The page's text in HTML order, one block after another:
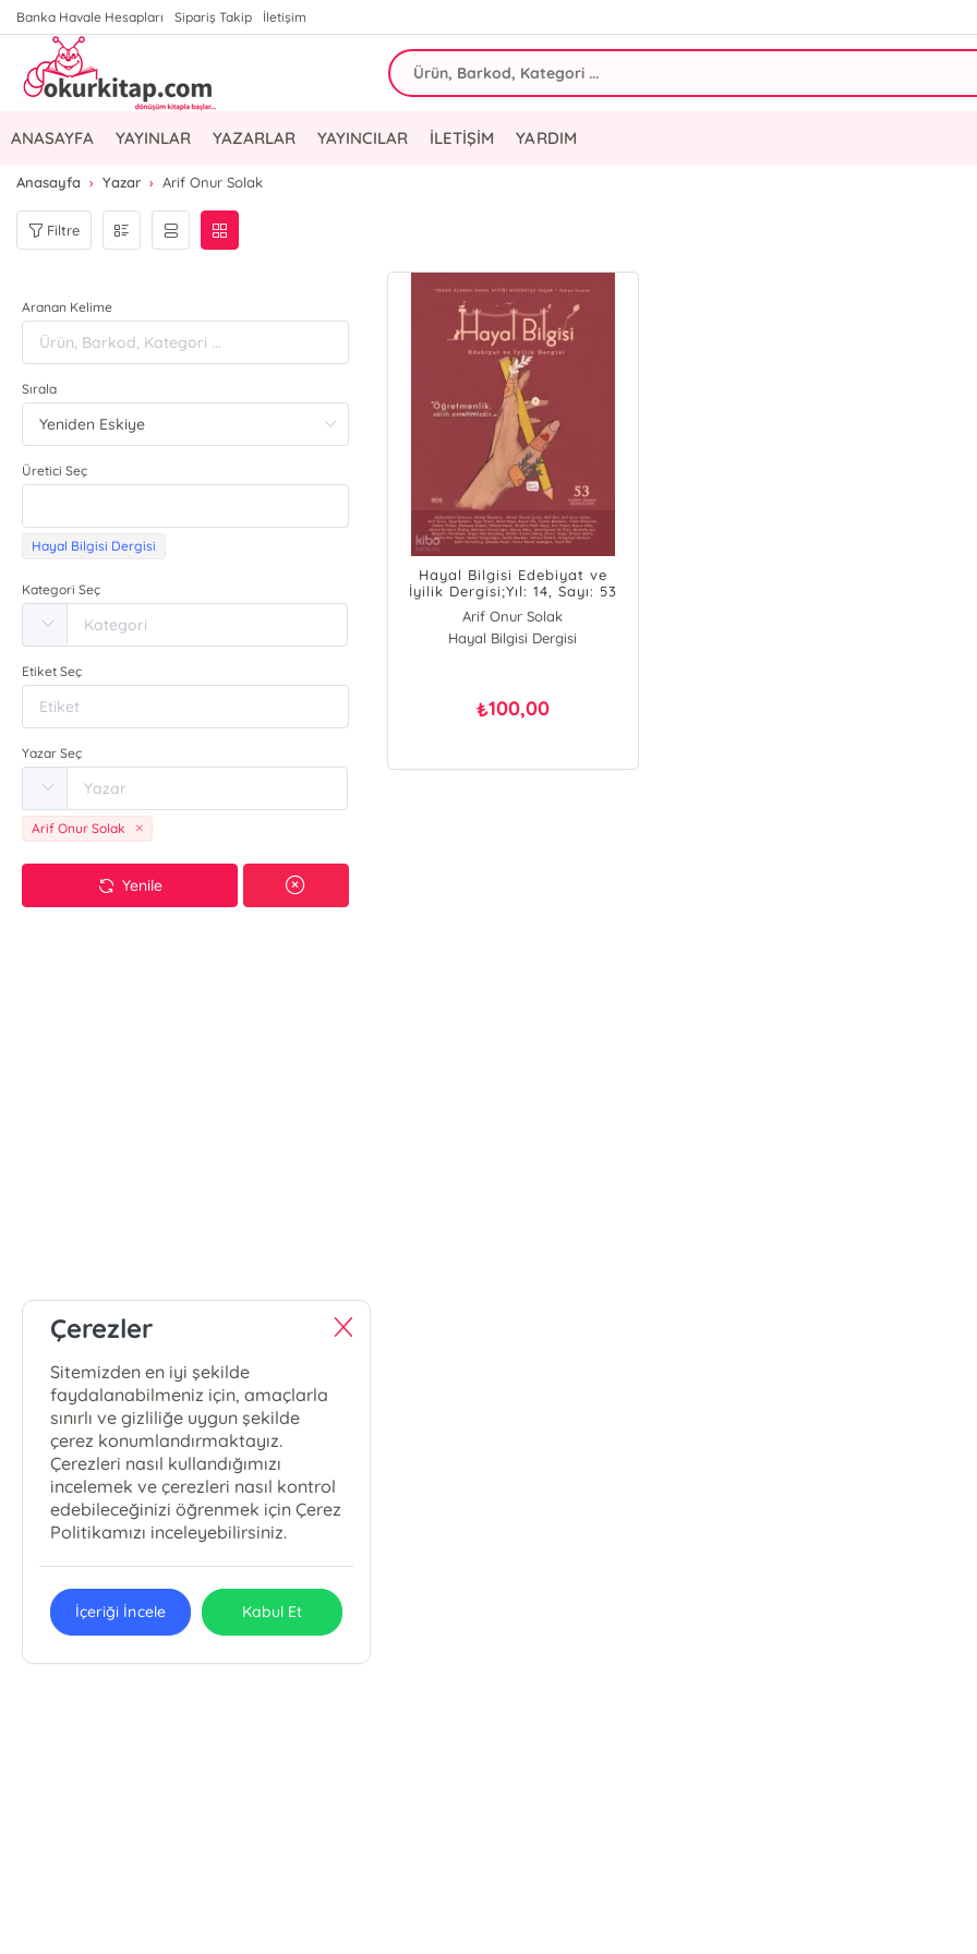
Banka Havale Hesapları Sipariş Takip İletişim
ANASAYFA YAYINLAR YAZARLAR YAYINCILAR İLETİŞİM YARDIM
Anasayfa Yazar Arif Onur Solak
Filtre
Aranan Kelime
Sırala
Üretici Seç
Hayal Bilgisi Dergisi
Kategori Seç
Etiket Seç
Yazar Seç
Arif Onur Solak
Yenile
Hayal Bilgisi Edebiyat ve
İyilik Dergisi;Yıl: 14, Sayı: 53
Arif Onur Solak
Erdal Şahin
Yunus Ünsal
Hayal Bilgisi Dergisi
₺100,00
Çerezler
Sitemizden en iyi şekilde
faydalanabilmeniz için, amaçlarla
sınırlı ve gizliliğe uygun şekilde
çerez konumlandırmaktayız.
Çerezleri nasıl kullandığımızı
incelemek ve çerezleri nasıl kontrol
edebileceğinizi öğrenmek için Çerez
Politikamızı inceleyebilirsiniz.
İçeriği İncele Kabul Et